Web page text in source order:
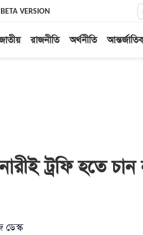
BETA VERSION
রাজনীতি অর্থনীতি
ট্রফি হতে চান